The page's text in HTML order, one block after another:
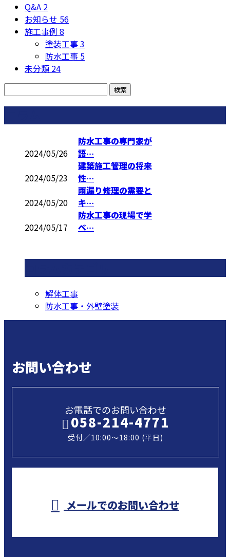
Q&A 2
お知らせ 56
施工事例 8
塗装工事3
防水工事 5
未分類 24
2024/05/26
防水工事の専門家が
語…
2024/05/23
建築施工管理の将来
性…
2024/05/20
雨漏り修理の需要と
キ…
2024/05/17
防水工事の現場で学
べ…
解体工事
防水工事・外壁塗装
お問い合わせ
お電話でのお問い合わせ
058-214-4771
受付／10:00～18:00 (平日)
メールでのお問い合わせ